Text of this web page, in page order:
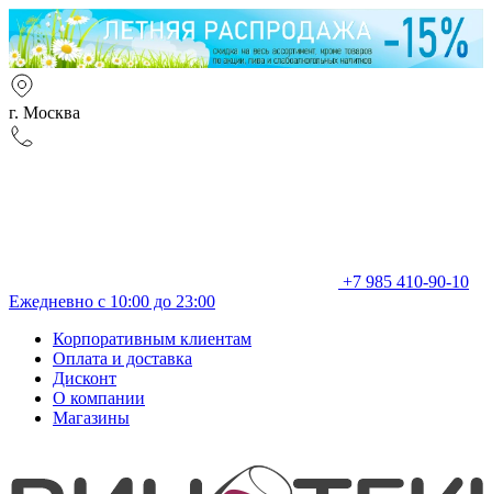
г. Москва
+7 985 410-90-10
Ежедневно с 10:00 до 23:00
Корпоративным клиентам
Оплата и доставка
Дисконт
О компании
Магазины